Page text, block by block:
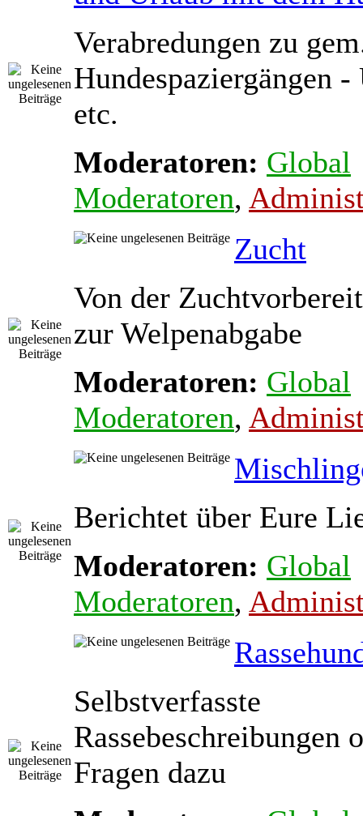
Verabredungen zu
Hundespaziergängen
etc.
Moderatoren: Global
Moderatoren,
Zucht
Von der
zur Welpenabgabe
Moderatoren: Global
Moderatoren,
Berichtet über Eure
Moderatoren: Global
Moderatoren,
Selbstverfasste
Rassebeschreibungen
Fragen dazu